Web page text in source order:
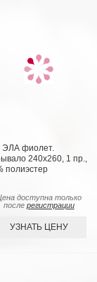
ЭЛА фиолет.
240х260, 1 пр.,
полиэстер
доступна только
после регистрации
УЗНАТЬ ЦЕНУ